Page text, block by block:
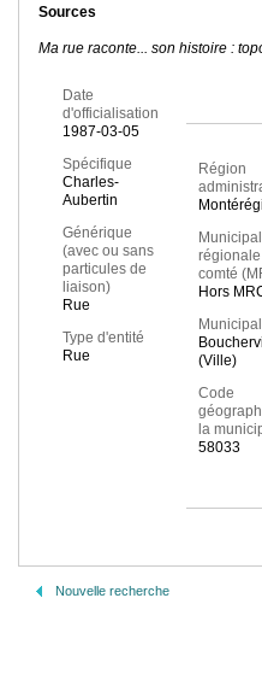
Sources
Ma rue raconte... son histoire :
Date
d'officialisation
1987-03-05
Spécifique
Charles-
Aubertin
Générique
(avec ou sans
particules de
liaison)
Rue
Type d'entité
Rue
Région
comté
Hors
(Ville)
Code
la
58033
Nouvelle recherche